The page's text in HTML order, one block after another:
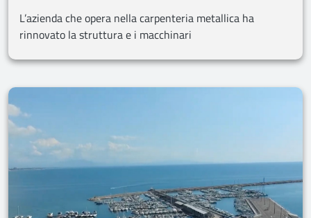
L’azienda che opera nella carpenteria metallica ha
rinnovato la struttura e i macchinari